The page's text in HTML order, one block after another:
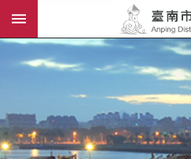
跳到主要內容區塊